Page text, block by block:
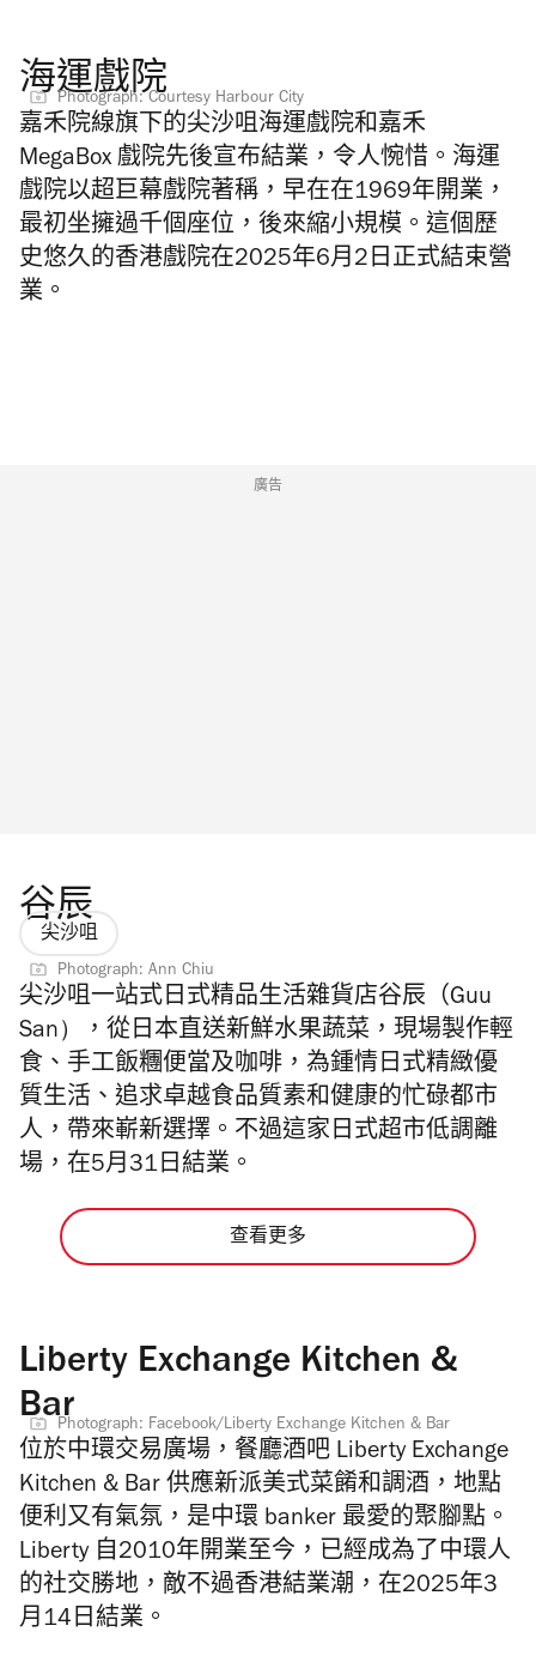
海運戲院
Photograph: Courtesy Harbour City
嘉禾院線旗下的尖沙咀海運戲院和嘉禾
MegaBox 戲院先後宣布結業，令人惋惜。海運
戲院以超巨幕戲院著稱，早在在1969年開業，
最初坐擁過千個座位，後來縮小規模。這個歷
史悠久的香港戲院在2025年6月2日正式結束營
業。
廣告
谷辰
尖沙咀
Photograph: Ann Chiu
尖沙咀一站式日式精品生活雜貨店谷辰（Guu
San）
， 從日本直送新鮮水果蔬菜，現場製作輕
食、 手工飯糰便當及咖啡 ， 為鍾情日式精緻優
質生活、 追求卓越食品質素和健康的忙碌都市
人，帶來嶄新選擇。不過這家日式超市低調離
場，在5月31日結業。
查看更多
Liberty Exchange Kitchen &
BarPhotograph: Facebook/Liberty Exchange Kitchen & Bar
位於中環交易廣場，餐廳酒吧 Liberty Exchange
Kitchen & Bar 供應新派美式菜餚和調酒，地點
便利又有氣氛，是中環 banker 最愛的聚腳點。
Liberty 自2010年開業至今，已經成為了中環人
的社交勝地，敵不過香港結業潮，在2025年3
月14日結業。